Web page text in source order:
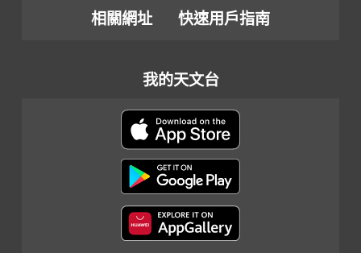
相關網址
快速用戶指南
我的天文台